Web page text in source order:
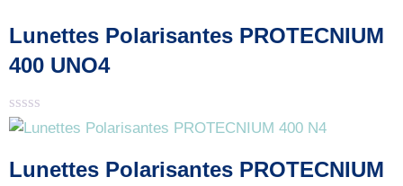
Lunettes Polarisantes PROTECNIUM
400 UNO4
Note
5
Lunettes Polarisantes PROTECNIUM